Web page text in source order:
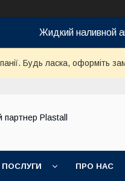
Жидкий наливной
Будь ласка, оформіть
партнер Plastall
ПОСЛУГИ ПРО НАС